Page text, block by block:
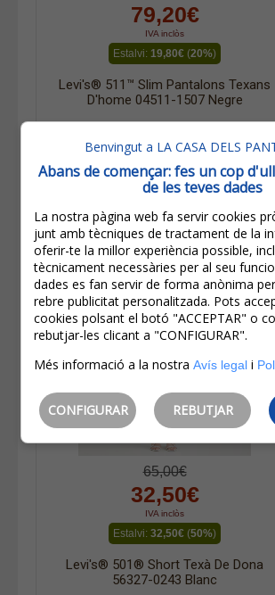
79,20€
IVA inclòs
Estalvi: 19,80€ (20%)
Levi's® 511™ Slim Pantalons Texans
D'home 04511-1507 Negre
65,00€
32,50€
IVA inclòs
Estalvi: 32,50€ (50%)
Levi's® 501® Short Texà De Dona
56327-0243 Blanc
Benvingut a LA CASA DELS
Abans de començar: fes un cop
de les teves dades
La nostra pàgina web fa servir cookies
junt amb tècniques de tractament de la
oferir-te la millor experiència possible,
tècnicament necessàries per al seu
dades es fan servir de forma anònima
rebre publicitat personalitzada. Pots
cookies polsant el botó "ACCEPTAR" o
rebutjar-les clicant a "CONFIGURAR".
Més informació a la nostra Avís legali
CONFIGURAR REBUTJAR